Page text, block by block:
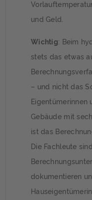
und Geld.
Wichtig: Beim
stets das etwas
– und nicht das
Eigentümerinnen
Gebäude mit
ist das
Die Fachleute
dokumentieren